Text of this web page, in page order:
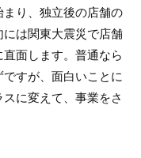
り、独立後の店舗の
は関東大震災で店舗
面します。普通なら
すが、面白いことに
に変えて、事業をさ